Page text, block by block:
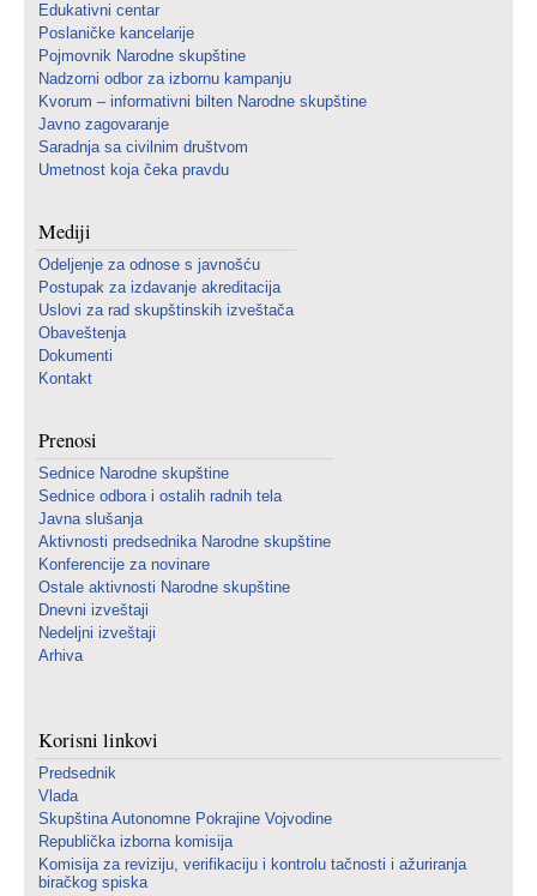
Edukativni centar
Poslaničke kancelarije
Pojmovnik Narodne skupštine
Nadzorni odbor za izbornu kampanju
Kvorum – informativni bilten Narodne skupštine
Javno zagovaranje
Saradnja sa civilnim društvom
Umetnost koja čeka pravdu
Mediji
Odeljenje za odnose s javnošću
Postupak za izdavanje akreditacija
Uslovi za rad skupštinskih izveštača
Obaveštenja
Dokumenti
Kontakt
Prenosi
Sednice Narodne skupštine
Sednice odbora i ostalih radnih tela
Javna slušanja
Aktivnosti predsednika Narodne skupštine
Konferencije za novinare
Ostale aktivnosti Narodne skupštine
Dnevni izveštaji
Nedeljni izveštaji
Arhiva
Korisni linkovi
Predsednik
Vlada
Skupština Autonomne Pokrajine Vojvodine
Republička izborna komisija
Komisija za reviziju, verifikaciju i kontrolu tačnosti i ažuriranja
biračkog spiska